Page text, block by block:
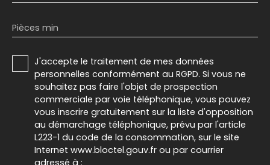
Pièces min
J'accepte le traitement de mes données
personnelles conformément au RGPD. Si vous ne
souhaitez pas faire l'objet de prospection
commerciale par voie téléphonique, vous pouvez
vous inscrire gratuitement sur la liste d'opposition
au démarchage téléphonique, prévu par l'article
L223-1 du code de la consommation, sur le site
Internet www.bloctel.gouv.fr ou par courrier
adressé à :